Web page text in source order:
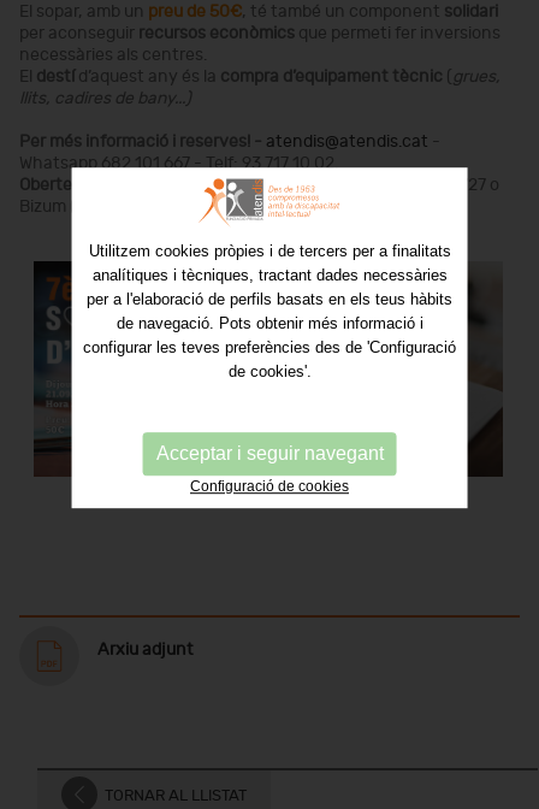
El sopar, amb un preu de 50€, té també un component solidari
per aconseguir recursos econòmics que permeti fer inversions
necessàries als centres.
El destí d’aquest any és la compra d’equipament tècnic (grues,
llits, cadires de bany...)
Per més informació i reserves! - atendis@atendis.cat -
Whatsapp 682 101 667 - Telf: 93 717 10 02.
Obertes Aportacions Fila 0ES89 0081 0900 8900 0520 1727 o
Bizum (01270)
Arxiu adjunt
TORNAR AL LLISTAT
Utilitzem cookies pròpies i de tercers per a finalitats
analítiques i tècniques, tractant dades necessàries
per a l'elaboració de perfils basats en els teus hàbits
de navegació. Pots obtenir més informació i
configurar les teves preferències des de 'Configuració
de cookies'.
Acceptar i seguir navegant
Configuració de cookies